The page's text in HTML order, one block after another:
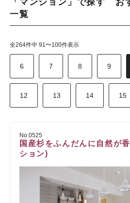
「マンション」で探す お
一覧
全264件中 91〜100件表示
6 7 8 9
12 13 14 15
No.0525
国産杉をふんだんに自然が
ション)